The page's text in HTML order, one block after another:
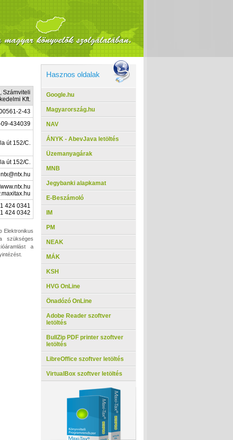
Számviteli
Kft.
2-43
434039
út 152/C.
út 152/C.
ntx@ntx.hu
424 0341
424 0342
Elektronikus
szükséges
a
Hasznos oldalak
Google.hu
Magyarország.hu
NAV
ÁNYK - AbevJava letöltés
Üzemanyagárak
MNB
Jegybanki alapkamat
E-Beszámoló
IM
PM
NEAK
MÁK
KSH
HVG OnLine
Önadózó OnLine
Adobe Reader szoftver
letöltés
BullZip PDF printer szoftver
letöltés
LibreOffice szoftver letöltés
VirtualBox szoftver letöltés